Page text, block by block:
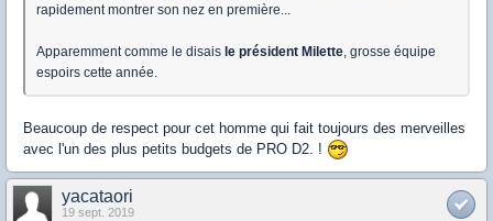
rapidement montrer son nez en première...
Apparemment comme le disais le président Milette , grosse équipe
espoirs cette année.
Beaucoup de respect pour cet homme qui fait toujours des merveilles
avec l'un des plus petits budgets de PRO D2. !
yacataori
19 sept. 2019